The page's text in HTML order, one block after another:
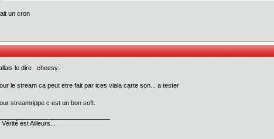
un cron
le dire :cheesy:
le stream ca peut etre fait par ices viala carte son... a tester
streamrippe c est un bon soft.
Vérité est Ailleurs...